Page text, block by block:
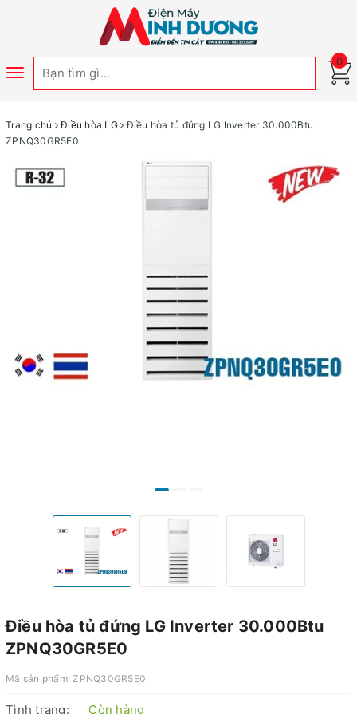
Toggle
0
Trang chủ Điều hòa LG
Điều hòa tủ đứng LG Inverter 30.000Btu
ZPNQ30GR5E0
Điều hòa tủ đứng LG Inverter 30.000Btu
ZPNQ30GR5E0
Mã sản phẩm: ZPNQ30GR5E0
Tình trạng:
Còn hàng